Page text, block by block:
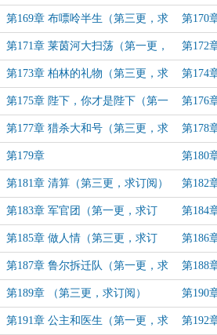
求订阅） 更，求
第169章 布嘌呤半生（第三更，求
订阅）
第170
阅）
第171章 莱茵河大扫荡（第一更，
求订阅）
第172
订阅）
第173章 柏林的礼物（第三更，求
订阅）
第174
更，求
第175章 陛下，你才是陛下（第一
更，求订阅）
第176
二更，
第177章 猎杀大和号（第三更，求
订阅）
第178
更，求
第179章 第180
二更，
第181章 清算（第三更，求订阅） 第182
求订阅
第183章 军官团（第一更，求订
阅）
第184
第185章 做人情（第三更，求订
阅）
第186
求订阅
第187章 鲁尔拆迁队（第一更，求
订阅）
第188
订阅）
第189章 （第三更，求订阅） 第190
求订阅
第191章 公主和医生（第一更，求 第192